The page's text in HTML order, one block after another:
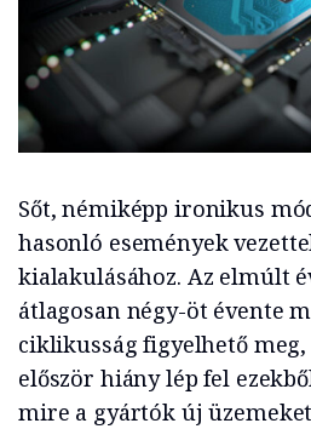
Sőt, némiképp ironikus
hasonló események
kialakulásához. Az elmúlt
átlagosan négy-öt évente
ciklikusság figyelhető
először hiány lép fel
mire a gyártók új